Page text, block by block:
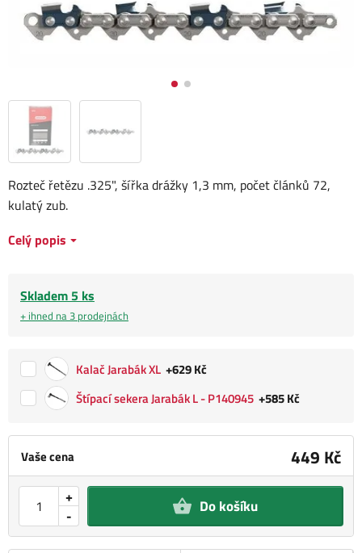
Vaše cena 449 Kč
-
+ Do košíku
Rozteč řetězu .325", šířka drážky 1,3 mm, počet článků 72,
kulatý zub.
Celý popis
Skladem 5 ks
+ ihned na 3 prodejnách
Kalač Jarabák XL +629 Kč
Štípací sekera Jarabák L - P140945 +585 Kč